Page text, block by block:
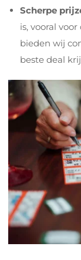
Scherpe
is, vooral
bieden wij
beste deal